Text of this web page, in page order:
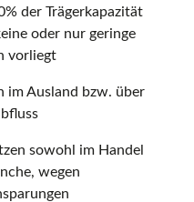
der Trägerkapazität
oder nur geringe
vorliegt
im Ausland bzw. über
sowohl im Handel
wegen